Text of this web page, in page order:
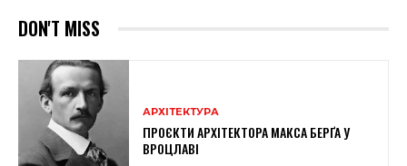
DON'T MISS
АРХІТЕКТУРА
ПРОЄКТИ АРХІТЕКТОРА МАКСА БЕРҐА У
ВРОЦЛАВІ